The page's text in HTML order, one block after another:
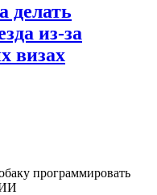
делать
из-за
визах
программировать
ИИ